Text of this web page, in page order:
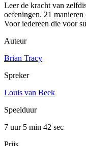
Leer de kracht van
oefeningen. 21
Voor iedereen die voor
Auteur
Brian Tracy
Spreker
Louis van Beek
Speelduur
7 uur 5 min 42 sec
Prijs